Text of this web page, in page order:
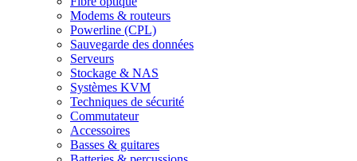
Modems & routeurs
Powerline (CPL)
Sauvegarde des données
Serveurs
Stockage & NAS
Systèmes KVM
Techniques de sécurité
Commutateur
Accessoires
Basses & guitares